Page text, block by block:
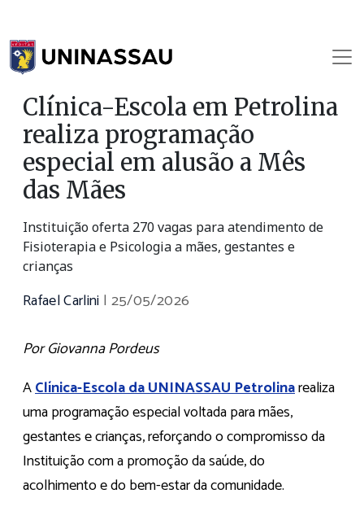
Clínica-Escola em Petrolina
realiza programação
especial em alusão a Mês
das Mães
Instituição oferta 270 vagas para atendimento de
Fisioterapia e Psicologia a mães, gestantes e
crianças
Rafael Carlini | 25/05/2026
Por Giovanna Pordeus
AClínica-Escola da UNINASSAU Petrolinarealiza
uma programação especial voltada para mães,
gestantes e crianças, reforçando o compromisso da
Instituição com a promoção da saúde, do
acolhimento e do bem-estar da comunidade.